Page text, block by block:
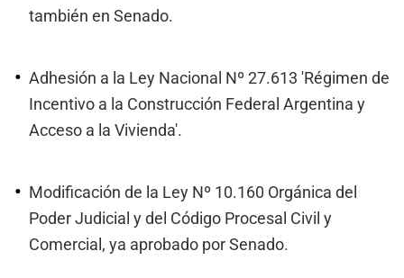
también en Senado.
Adhesión a la Ley Nacional Nº 27.613 'Régimen de
Incentivo a la Construcción Federal Argentina y
Acceso a la Vivienda'.
Modificación de la Ley Nº 10.160 Orgánica del
Poder Judicial y del Código Procesal Civil y
Comercial, ya aprobado por Senado.